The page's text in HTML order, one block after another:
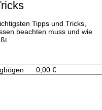
Tipps und Tricks,
beachten muss und wie